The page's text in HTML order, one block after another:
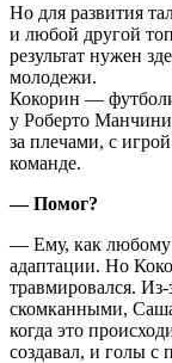
Но для развития
и любой другой
результат нужен
молодежи.
Кокорин —
у Роберто
за плечами, с
команде.
— Помог?
— Ему, как любому
адаптации. Но
травмировался.
скомканными, Саша
когда это
создавал, и голы с